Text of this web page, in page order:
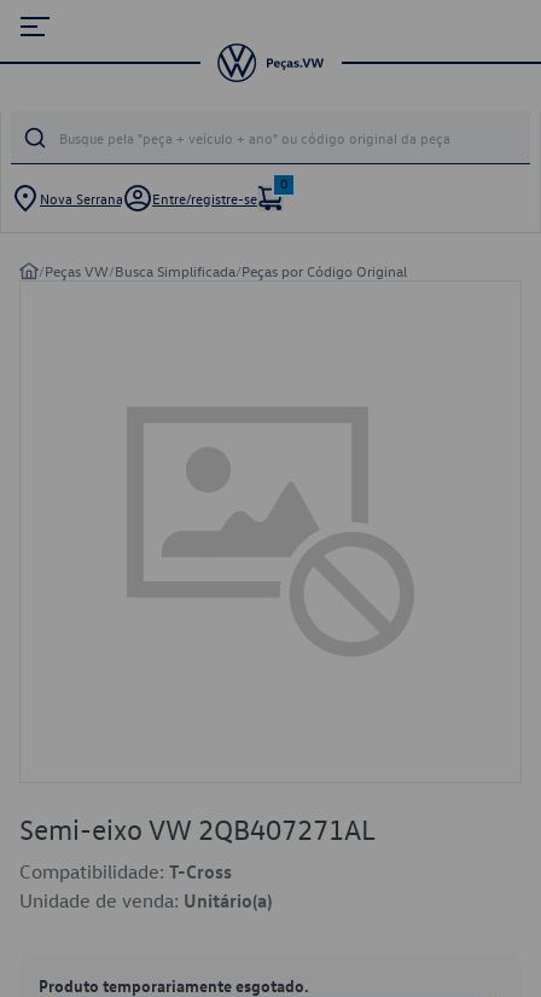
Nova Serrana Entre/registre-se
0
/Peças VW/Busca Simplificada/Peças por Código Original
Semi-eixo VW 2QB407271AL
Compatibilidade: T-Cross
Unidade de venda: Unitário(a)
Produto temporariamente esgotado.